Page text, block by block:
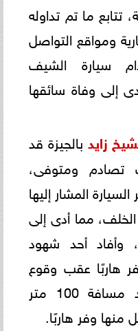
تتابع ما تم تداوله
ومواقع التواصل
سيارة الشيف
إلى وفاة سائقها
زايد بالجيزة قد
تصادم ومتوفى،
المشار إليها
مما أدى إلى
وأفاد أحد شهود
فر هاربًا عقب وقوع
الحادث وتوقف على بعد مسافة 100 متر
منها وفر هاربًا.